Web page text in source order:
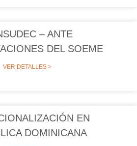
– ANTE
DEL SOEME
VER DETALLES >
EN
DOMINICANA